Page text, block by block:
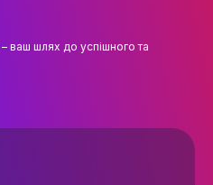
СТУДЕНТІВ
– ваш шлях до успішного та